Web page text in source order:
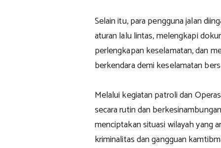
Selain itu, para pengguna jalan
aturan lalu lintas, melengkapi
perlengkapan keselamatan, dan
berkendara demi keselamatan
Melalui kegiatan patroli dan
secara rutin dan
menciptakan situasi wilayah yang
kriminalitas dan gangguan